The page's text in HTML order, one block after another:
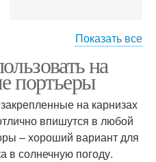
стилях
Показать все
на
портьеры
на карнизах
впишутся в любой
– хороший вариант для
в солнечную погоду.